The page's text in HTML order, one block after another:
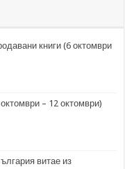
книги (6 октомври
– 12 октомври)
витае из